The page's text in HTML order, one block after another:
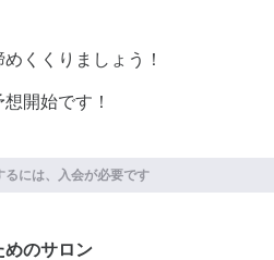
くくりましょう！
開始です！
るには、入会が必要です
めのサロン